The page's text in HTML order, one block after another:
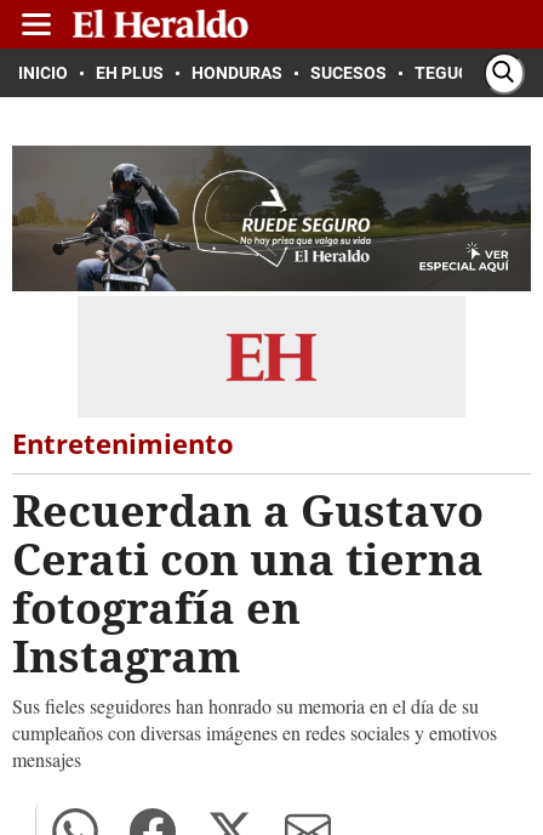
INICIO EH PLUS HONDURAS SUCESOS TEGUCIGALPA
Entretenimiento
Recuerdan a Gustavo
Cerati con una tierna
fotografía en
Instagram
Sus fieles seguidores han honrado su memoria en el día de su
cumpleaños con diversas imágenes en redes sociales y emotivos
mensajes